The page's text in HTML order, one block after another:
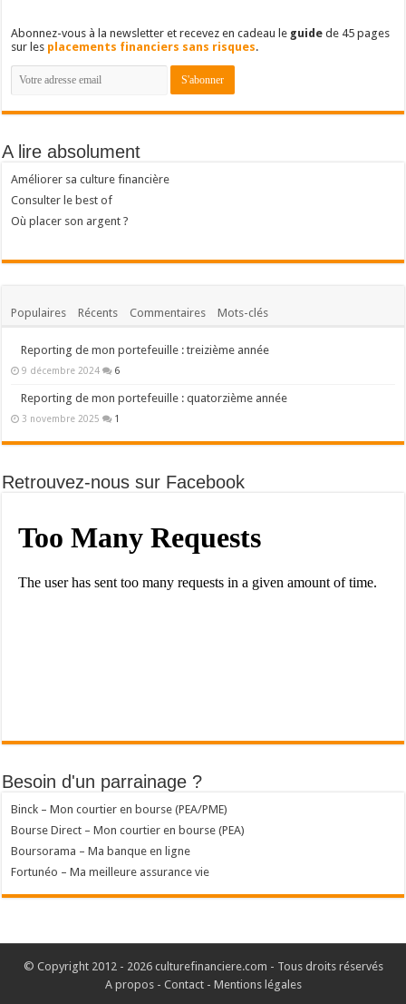
Abonnez-vous à la newsletter et recevez en cadeau le guide de 45 pages
sur les placements financiers sans risques.
A lire absolument
Améliorer sa culture financière
Consulter le best of
Où placer son argent ?
Populaires Récents Commentaires Mots-clés
Reporting de mon portefeuille : treizième année
9 décembre 2024 6
Reporting de mon portefeuille : quatorzième année
3 novembre 2025 1
Retrouvez-nous sur Facebook
Besoin d'un parrainage ?
Binck – Mon courtier en bourse (PEA/PME)
Bourse Direct – Mon courtier en bourse (PEA)
Boursorama – Ma banque en ligne
Fortunéo – Ma meilleure assurance vie
© Copyright 2012 - 2026 culturefinanciere.com - Tous droits réservés
A propos- Contact- Mentions légales